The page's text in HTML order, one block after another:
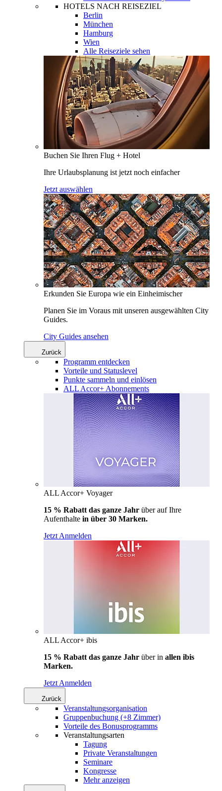
HOTELS NACH REISEZIEL
Berlin
München
Hamburg
Wien
Alle Reiseziele sehen
Buchen Sie Ihren Flug + Hotel
Ihre Urlaubsplanung ist jetzt noch einfacher
Jetzt auswählen
Erkunden Sie Europa wie ein Einheimischer
Planen Sie im Voraus mit unseren ausgewählten City
Guides.
City Guides ansehen
Zurück
Programm entdecken
Vorteile und Statuslevel
Punkte sammeln und einlösen
ALL Accor+ Abonnements
ALL Accor+ Voyager
15 % Rabatt das ganze Jahr über auf Ihre
Aufenthalte in über 30 Marken.
Jetzt Anmelden
ALL Accor+ ibis
15 % Rabatt das ganze Jahr über in allen ibis
Marken.
Jetzt Anmelden
Zurück
Veranstaltungsorganisation
Gruppenbuchung (+8 Zimmer)
Vorteile des Bonusprogramms
Veranstaltungsarten
Tagung
Private Veranstaltungen
Seminare
Kongresse
Mehr anzeigen